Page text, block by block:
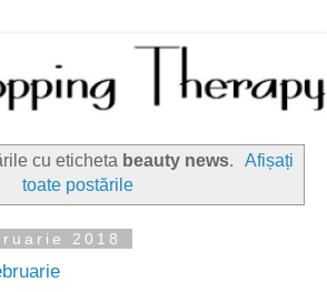
cu eticheta beauty news.
Afișați
toate postările
2018